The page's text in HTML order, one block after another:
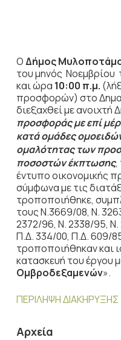
ΟΔήμος
του μηνός Νοεμβρίου
και ώρα 10:00 π.μ.
προσφορών) στο
διεξαχθεί με
προσφοράς με επί
κατά ομάδες
ομαλότητας των
ποσοστών έκπτωσης,
έντυπο οικονομικής
σύμφωνα με τις
τροποποιήθηκε,
τους Ν.3669/08, N.
2372/96, Ν. 2338/95, Ν.
Π.Δ. 334/00, Π.Δ. 609/
τροποποιήθηκαν και
κατασκευή του έργου
Ομβροδεξαμενών».
ΠΕΡΙΛΗΨΗ ΔΙΑΚΗΡΥΞΗΣ
Αρχεία